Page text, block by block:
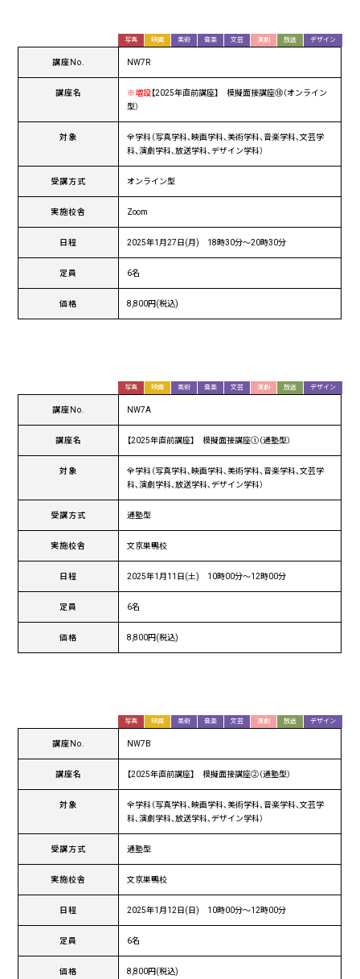
写真 映画 美術 音楽 文芸 演劇 放送 デザイン
講座No. NW7R
講座名 ※増設 【2025年直前講座】 模擬面接講座⑱（オンライン
型）
対象
全学科（写真学科、映画学科、美術学科、音楽学科、文芸学
科、演劇学科、放送学科、デザイン学科）
受講方式 オンライン型
実施校舎 Zoom
日程 2025年1月27日(月) 18時30分〜20時30分
定員 6名
価格 8,800円(税込)
写真 映画 美術 音楽 文芸 演劇 放送 デザイン
講座No. NW7A
講座名 【2025年直前講座】 模擬面接講座①（通塾型）
対象
全学科（写真学科、映画学科、美術学科、音楽学科、文芸学
科、演劇学科、放送学科、デザイン学科）
受講方式 通塾型
実施校舎 文京巣鴨校
日程 2025年1月11日(土) 10時00分〜12時00分
定員 6名
価格 8,800円(税込)
写真 映画 美術 音楽 文芸 演劇 放送 デザイン
講座No. NW7B
講座名 【2025年直前講座】 模擬面接講座②（通塾型）
対象
全学科（写真学科、映画学科、美術学科、音楽学科、文芸学
科、演劇学科、放送学科、デザイン学科）
受講方式 通塾型
実施校舎 文京巣鴨校
日程 2025年1月12日(日) 10時00分〜12時00分
定員 6名
価格 8,800円(税込)